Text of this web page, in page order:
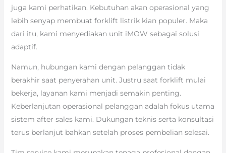
juga kami perhatikan. Kebutuhan akan operasional yang
lebih senyap membuat forklift listrik kian populer. Maka
dari itu, kami menyediakan unit iMOW sebagai solusi
adaptif.
Namun, hubungan kami dengan pelanggan tidak
berakhir saat penyerahan unit. Justru saat forklift mulai
bekerja, layanan kami menjadi semakin penting.
Keberlanjutan operasional pelanggan adalah fokus utama
sistem after sales kami. Dukungan teknis serta konsultasi
terus berlanjut bahkan setelah proses pembelian selesai.